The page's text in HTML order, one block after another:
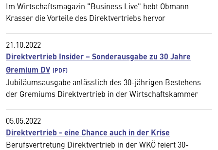
Im Wirtschaftsmagazin "Business Live" hebt Obmann
Krasser die Vorteile des Direktvertriebs hervor
21.10.2022
Direktvertrieb Insider – Sonderausgabe zu 30 Jahre
Gremium DV
Jubiläumsausgabe anlässlich des 30-jährigen Bestehens
der Gremiums Direktvertrieb in der Wirtschaftskammer
05.05.2022
Direktvertrieb - eine Chance auch in der Krise
Berufsvertretung Direktvertrieb in der WKÖ feiert 30-